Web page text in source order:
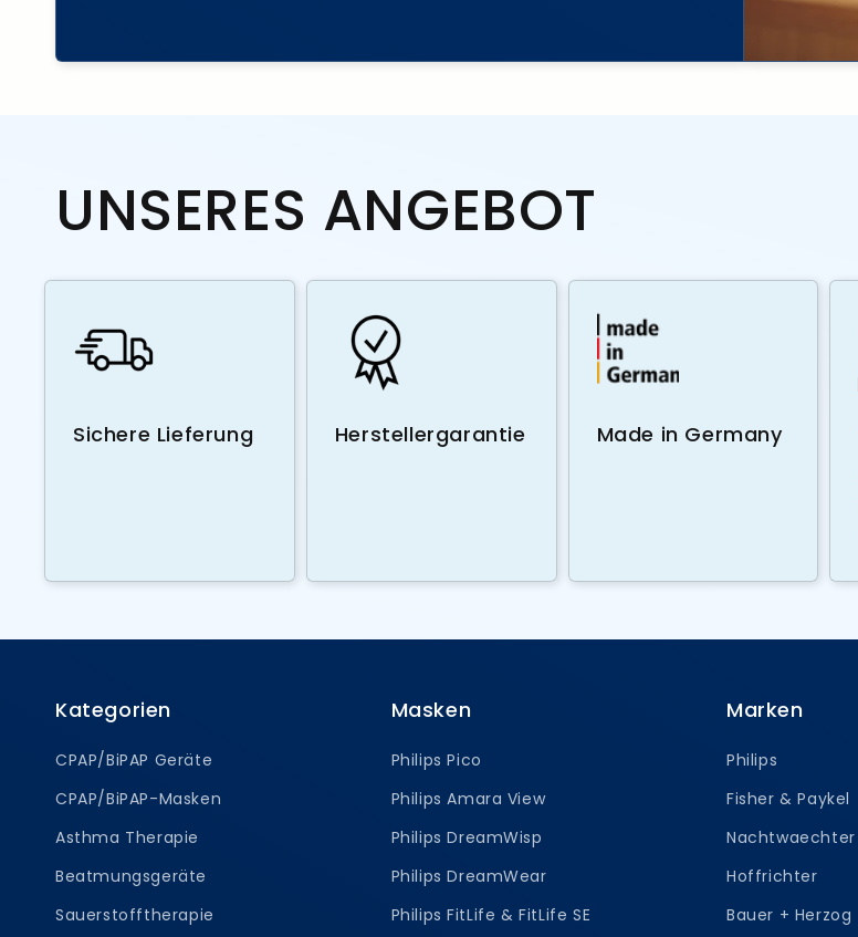
UNSERES ANGEBOT
Sichere Lieferung Herstellergarantie Made in Germany
Kategorien
CPAP/BiPAP Geräte
CPAP/BiPAP-Masken
Asthma Therapie
Beatmungsgeräte
Sauerstofftherapie
Masken
Philips Pico
Philips Amara View
Philips DreamWisp
Philips DreamWear
Philips FitLife & FitLife SE
Marken
Philips
Fisher & Paykel
Nachtwaechter
Hoffrichter
Bauer + Herzog